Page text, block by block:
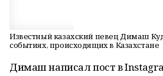
Известный казахский певец Димаш
событиях, происходящих в Казахстане
Димаш написал пост в